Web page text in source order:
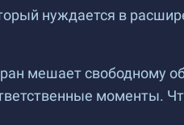
нуждается в
мешает свободному
моменты.